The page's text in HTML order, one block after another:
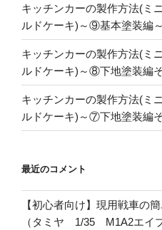
キッチンカーの製作方法(
ルドケーキ)～⑨基本塗装編～
キッチンカーの製作方法(
ルドケーキ)～⑧下地塗装編
キッチンカーの製作方法(
ルドケーキ)～⑦下地塗装編
最近のコメント
【初心者向け】現用戦車の
（タミヤ 1/35 M1A2エイ